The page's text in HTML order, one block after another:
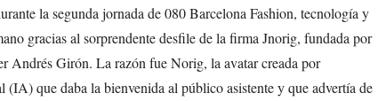
la segunda jornada de 080 Barcelona Fashion, tecnología y
gracias al sorprendente desfile de la firma Jnorig, fundada por
Andrés Girón. La razón fue Norig, la avatar creada por
que daba la bienvenida al público asistente y que advertía de